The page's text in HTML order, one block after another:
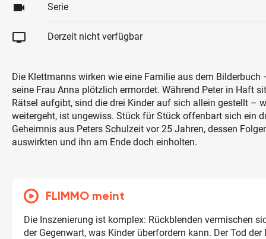
videocam Serie
tv Derzeit nicht verfügbar
Die Klettmanns wirken wie eine Familie aus dem Bilderbuch
seine Frau Anna plötzlich ermordet. Während Peter in Haft
Rätsel aufgibt, sind die drei Kinder auf sich allein gestellt –
weitergeht, ist ungewiss. Stück für Stück offenbart sich ein
Geheimnis aus Peters Schulzeit vor 25 Jahren, dessen
auswirkten und ihn am Ende doch einholten.
FLIMMO meint
Die Inszenierung ist komplex: Rückblenden vermischen
der Gegenwart, was Kinder überfordern kann. Der Tod der